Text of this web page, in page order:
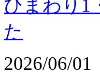
ひまわり
た
2026/06/01